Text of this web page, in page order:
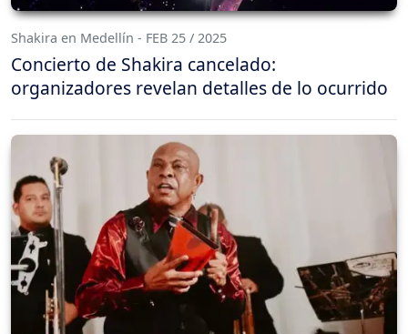
Shakira en Medellín - FEB 25 / 2025
Concierto de Shakira cancelado:
organizadores revelan detalles de lo ocurrido